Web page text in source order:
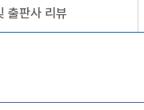
출판사 리뷰